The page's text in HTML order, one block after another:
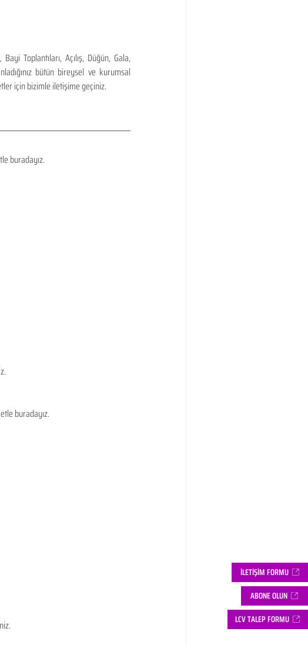
ABONE OLUN
LCV TALEP FORMU
İLETİŞİM FORMU
Toplantıları, Açılış, Düğün, Gala,
bütün bireysel ve kurumsal
için bizimle iletişime geçiniz.
buradayız.
buradayız.